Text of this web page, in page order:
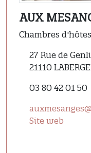
AUX
Chambres
27 Rue de
21110
03 80 42 01 50
Site web